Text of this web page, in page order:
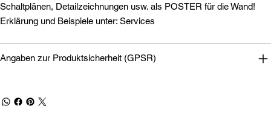
Schaltplänen, Detailzeichnungen usw. als POSTER für die Wand!
Erklärung und Beispiele unter: Services
Angaben zur Produktsicherheit (GPSR)